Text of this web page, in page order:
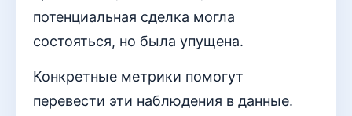
потенциальная сделка могла
состояться, но была упущена.
Конкретные метрики помогут
перевести эти наблюдения в данные.